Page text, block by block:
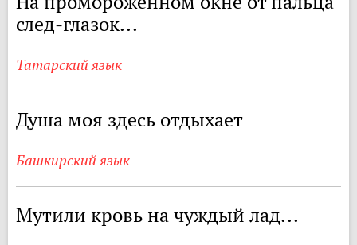
след-глазок...
Татарский язык
Душа моя здесь отдыхает
Башкирский язык
Мутили кровь на чуждый лад...